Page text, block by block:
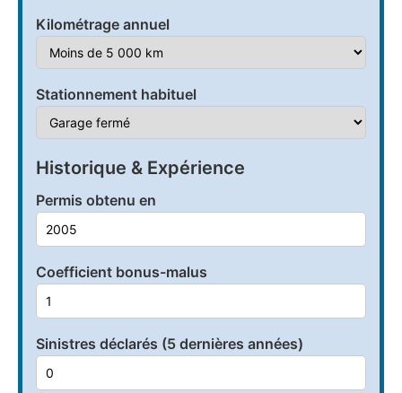
Kilométrage annuel
Stationnement habituel
Historique & Expérience
Permis obtenu en
Coefficient bonus-malus
Sinistres déclarés (5 dernières années)